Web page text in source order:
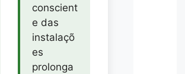
conscient
e das
instalaçõ
es
prolonga